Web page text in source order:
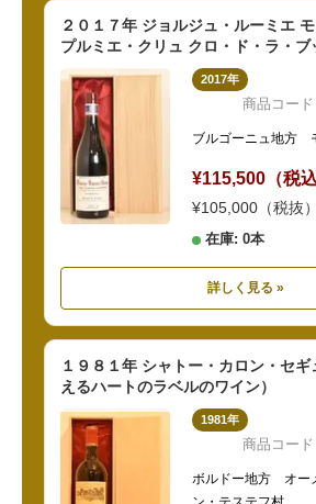
２０１７年 ジョルジュ・ルーミエ
プルミエ・クリュ クロ・ド・ラ・ブ
2017年
商品コー
ブルゴーニュ地方
¥115,500（税込
¥105,000（税抜）
在庫: 0本
詳しく見る »
１９８１年 シャトー・カロン・セ
えるハートのラベルのワイン）
1981年
商品コー
ボルドー地方 オー